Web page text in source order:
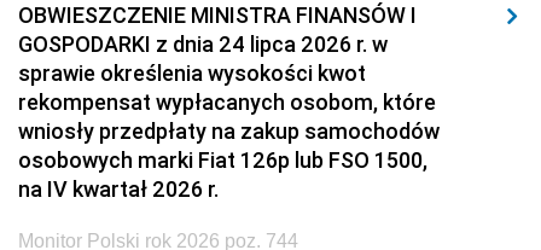
OBWIESZCZENIE MINISTRA FINANSÓW I
GOSPODARKI z dnia 24 lipca 2026 r. w
sprawie określenia wysokości kwot
rekompensat wypłacanych osobom, które
wniosły przedpłaty na zakup samochodów
osobowych marki Fiat 126p lub FSO 1500,
na IV kwartał 2026 r.
Monitor Polski rok 2026 poz. 744